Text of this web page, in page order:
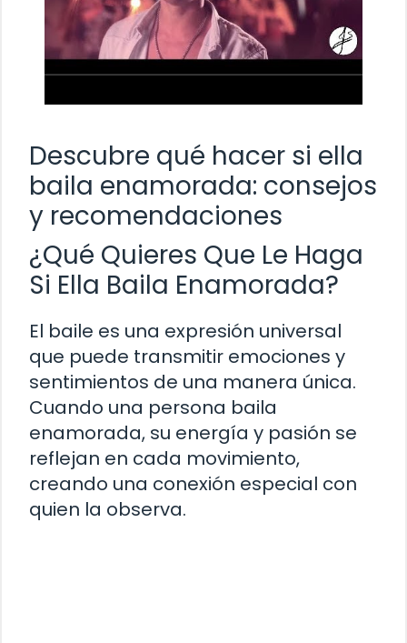
Descubre qué hacer si ella
baila enamorada: consejos
y recomendaciones
¿Qué Quieres Que Le Haga
Si Ella Baila Enamorada?
El baile es una expresión universal
que puede transmitir emociones y
sentimientos de una manera única.
Cuando una persona baila
enamorada, su energía y pasión se
reflejan en cada movimiento,
creando una conexión especial con
quien la observa.